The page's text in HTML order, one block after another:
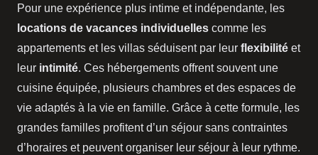
Pour une expérience plus intime et indépendante, les
locations de vacances individuelles comme les
appartements et les villas séduisent par leur flexibilité et
leur intimité. Ces hébergements offrent souvent une
cuisine équipée, plusieurs chambres et des espaces de
vie adaptés à la vie en famille. Grâce à cette formule, les
grandes familles profitent d’un séjour sans contraintes
d’horaires et peuvent organiser leur séjour à leur rythme.